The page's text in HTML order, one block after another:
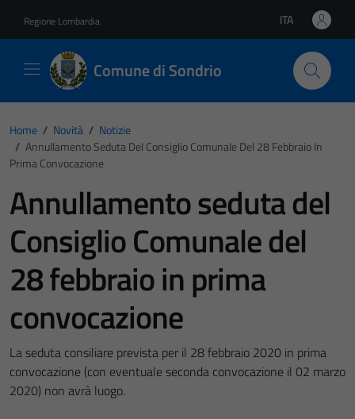
Regione Lombardia Lingua attiva:
ITA
Comune di Sondrio
Home / Novità / Notizie
/ Annullamento Seduta Del Consiglio Comunale Del 28 Febbraio In
Prima Convocazione
Annullamento seduta del
Consiglio Comunale del
28 febbraio in prima
convocazione
La seduta consiliare prevista per il 28 febbraio 2020 in prima
convocazione (con eventuale seconda convocazione il 02 marzo
2020) non avrà luogo.